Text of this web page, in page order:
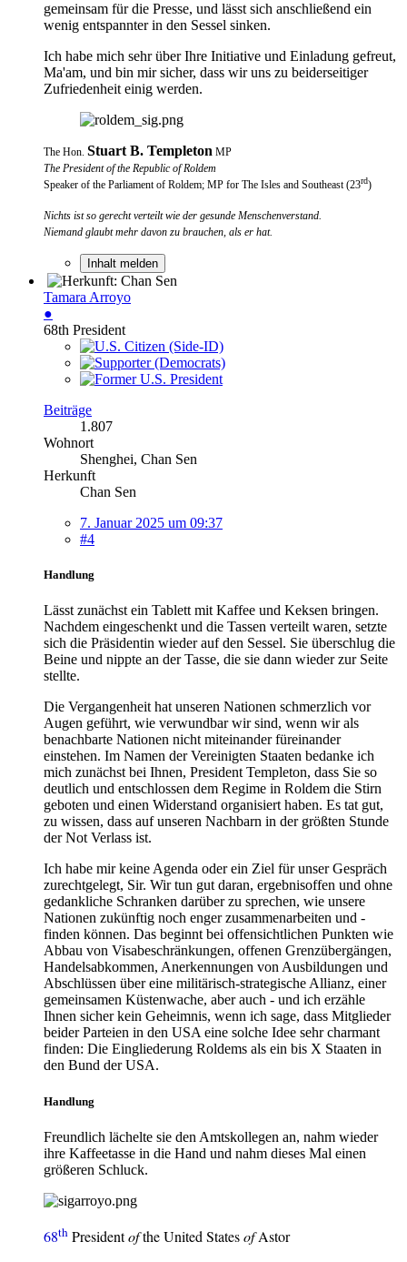
gemeinsam für die Presse, und lässt sich anschließend ein
wenig entspannter in den Sessel sinken.
Ich habe mich sehr über Ihre Initiative und Einladung gefreut,
Ma'am, und bin mir sicher, dass wir uns zu beiderseitiger
Zufriedenheit einig werden.
The Hon. Stuart B. Templeton MP
The President of the Republic of Roldem
Speaker of the Parliament of Roldem; MP for The Isles and Southeast (23rd)
Nichts ist so gerecht verteilt wie der gesunde Menschenverstand.
Niemand glaubt mehr davon zu brauchen, als er hat.
Inhalt melden
Tamara Arroyo
●
68th President
Beiträge
1.807
Wohnort
Shenghei, Chan Sen
Herkunft
Chan Sen
7. Januar 2025 um 09:37
#4
Handlung
Lässt zunächst ein Tablett mit Kaffee und Keksen bringen.
Nachdem eingeschenkt und die Tassen verteilt waren, setzte
sich die Präsidentin wieder auf den Sessel. Sie überschlug die
Beine und nippte an der Tasse, die sie dann wieder zur Seite
stellte.
Die Vergangenheit hat unseren Nationen schmerzlich vor
Augen geführt, wie verwundbar wir sind, wenn wir als
benachbarte Nationen nicht miteinander füreinander
einstehen. Im Namen der Vereinigten Staaten bedanke ich
mich zunächst bei Ihnen, President Templeton, dass Sie so
deutlich und entschlossen dem Regime in Roldem die Stirn
geboten und einen Widerstand organisiert haben. Es tat gut,
zu wissen, dass auf unseren Nachbarn in der größten Stunde
der Not Verlass ist.
Ich habe mir keine Agenda oder ein Ziel für unser Gespräch
zurechtgelegt, Sir. Wir tun gut daran, ergebnisoffen und ohne
gedankliche Schranken darüber zu sprechen, wie unsere
Nationen zukünftig noch enger zusammenarbeiten und -
finden können. Das beginnt bei offensichtlichen Punkten wie
Abbau von Visabeschränkungen, offenen Grenzübergängen,
Handelsabkommen, Anerkennungen von Ausbildungen und
Abschlüssen über eine militärisch-strategische Allianz, einer
gemeinsamen Küstenwache, aber auch - und ich erzähle
Ihnen sicher kein Geheimnis, wenn ich sage, dass Mitglieder
beider Parteien in den USA eine solche Idee sehr charmant
finden: Die Eingliederung Roldems als ein bis X Staaten in
den Bund der USA.
Handlung
Freundlich lächelte sie den Amtskollegen an, nahm wieder
ihre Kaffeetasse in die Hand und nahm dieses Mal einen
größeren Schluck.
68th Presidentofthe United StatesofAstor